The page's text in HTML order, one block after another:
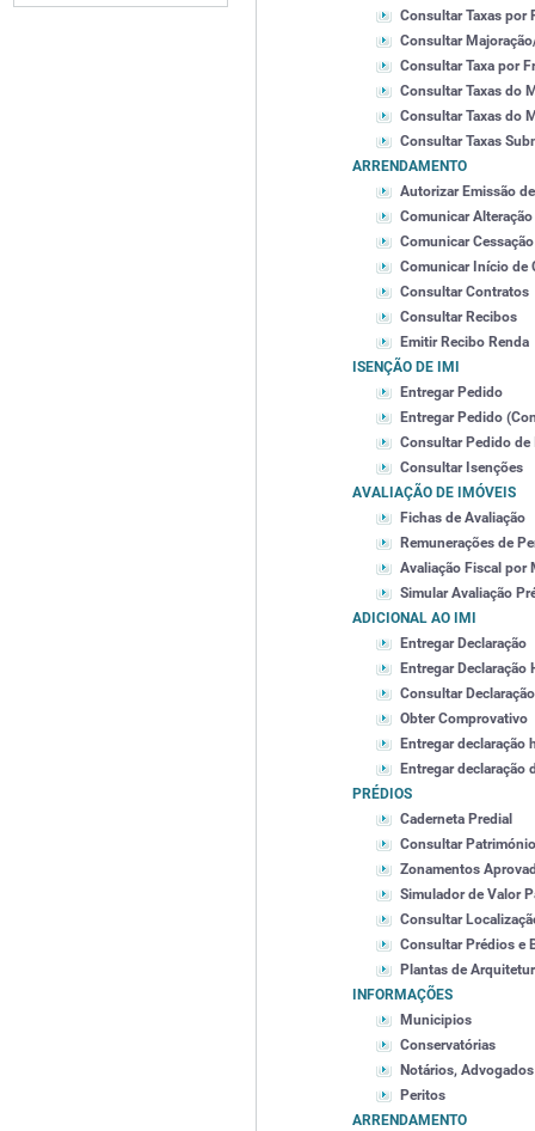
Consultar Taxas por
Consultar
Consultar Taxa por
Consultar Taxas do
Consultar Taxas do
Consultar Taxas
ARRENDAMENTO
Autorizar Emissão
Comunicar
Comunicar
Comunicar Início de
Consultar Contratos
Consultar Recibos
Emitir Recibo Renda
ISENÇÃO DE IMI
Entregar Pedido
Entregar Pedido
Consultar Pedido de
Consultar Isenções
AVALIAÇÃO DE IMÓVEIS
Fichas de Avaliação
Remunerações de
Avaliação Fiscal por
Simular Avaliação
ADICIONAL AO IMI
Entregar Declaração
Entregar Declaração
Consultar Declaração
Obter Comprovativo
Entregar declaração
Entregar declaração
PRÉDIOS
Caderneta Predial
Consultar
Zonamentos
Simulador de Valor
Consultar
Consultar Prédios e
Plantas de
INFORMAÇÕES
Municipios
Conservatórias
Notários,
Peritos
ARRENDAMENTO